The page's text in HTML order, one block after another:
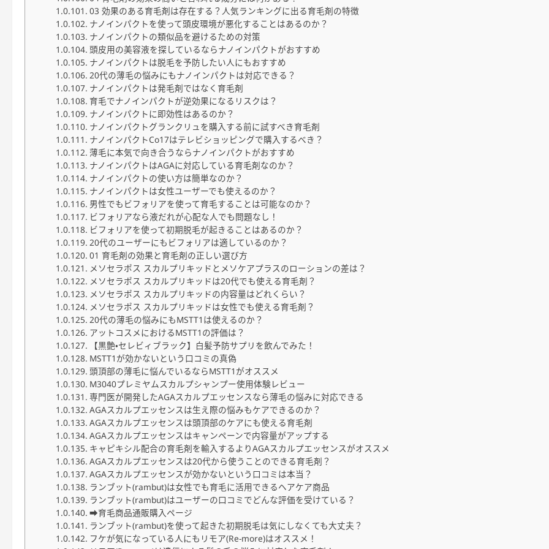
03 効果のある育毛剤は存在する？人気ランキングに出る育毛剤の特徴
ナノインパクトを使って頭皮環境が悪化することはあるのか？
ナノインパクトの類似品を避けるための対策
頭皮用の美容液を探しているならナノインパクトがおすすめ
ナノインパクトは脱毛を予防したい人にもおすすめ
20代の薄毛の悩みにもナノインパクトは対応できる？
ナノインパクトは発毛剤ではなく育毛剤
育毛でナノインパクトが逆効果になるリスクは？
ナノインパクトに即効性はあるのか？
ナノインパクトグランクリュを購入する前に試すべき育毛剤
ナノインパクトCo17はテレビショッピングで購入するべき？
薄毛に本気で向き合うならナノインパクトがおすすめ
ナノインパクトはAGAに対応している育毛剤なのか？
ナノインパクトの使い方は簡単なのか？
ナノインパクトは女性ユーザーでも使えるのか？
男性でもビフォリアを使って育毛することは可能なのか？
ビフォリアなら液だれが心配な人でも問題なし！
ビフォリアを使って初期脱毛が起きることはあるのか？
20代のユーザーにもビフォリアは適しているのか？
01 育毛剤の効果と育毛剤の正しい選び方
メソセラポス スカルプリキッドとメソケアプラスのローションの差は？
メソセラポス スカルプリキッドは20代でも使える育毛剤？
メソセラポス スカルプリキッドの内容量はどれくらい？
メソセラポス スカルプリキッドは女性でも使える育毛剤？
20代の薄毛の悩みにもMSTT1は使えるのか？
アットコスメにおけるMSTT1の評価は？
【黒艶・セレビィブラック】白髪予防サプリを飲んでみた！
MSTT1が効かないという口コミの真偽
頭頂部の薄毛に悩んでいるならMSTT1がオススメ
M3040プレミヤムスカルプシャンプー使用体験レビュー
専門医が開発したAGAスカルプエッセンスなら薄毛の悩みに対応できる
AGAスカルプエッセンスは生え際の悩みもケアできるのか？
AGAスカルプエッセンスは頭頂部のケアにも使える育毛剤
AGAスカルプエッセンスはキャンペーンで内容量がアップする
キャピキシル配合の育毛剤を輸入するよりAGAスカルプエッセンスがオススメ
AGAスカルプエッセンスは20代から使うことのできる育毛剤？
AGAスカルプエッセンスが効かないという口コミは本当？
ランブット(rambut)は女性でも育毛に活用できるヘアケア商品
ランブット(rambut)はユーザーの口コミでどんな評価を受けている？
➡育毛商品通販購入ページ
ランブット(rambut)を使って起きた初期脱毛は気にしなくても大丈夫？
フケが気になっている人にもリモア(Re-more)はオススメ！